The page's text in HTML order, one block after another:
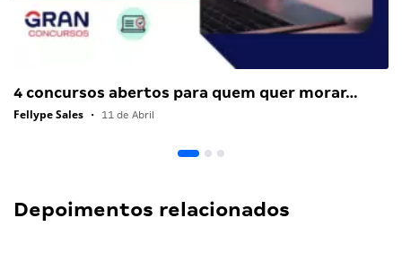
4 concursos abertos para quem quer morar…
Fellype Sales • 11 de Abril
Depoimentos relacionados